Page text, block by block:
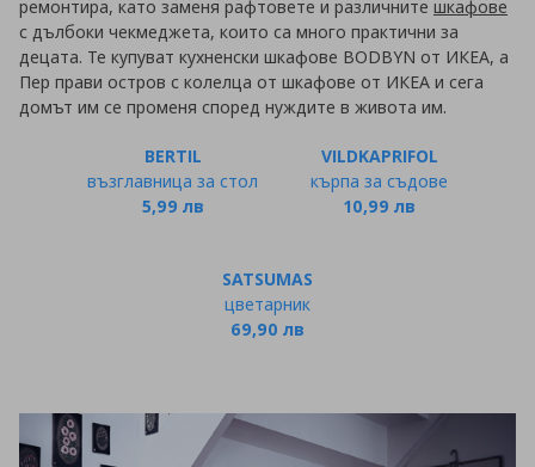
ремонтира, като заменя рафтовете и различните шкафове
с дълбоки чекмеджета, които са много практични за
децата. Те купуват кухненски шкафове BODBYN от ИКЕА, а
Пер прави остров с колелца от шкафове от ИКЕА и сега
домът им се променя според нуждите в живота им.
BERTIL
възглавница за стол
5,99 лв
VILDKAPRIFOL
кърпа за съдове
10,99 лв
SATSUMAS
цветарник
69,90 лв